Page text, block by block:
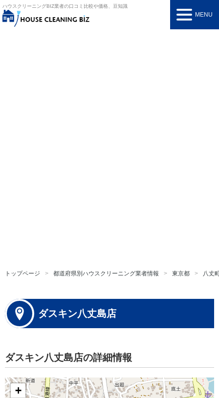
ハウスクリーニングBIZ業者の口コミ比較や価格、豆知識
MENU
トップページ 都道府県別ハウスクリーニング業者情報 東京都 八丈
ダスキン八丈島店
ダスキン八丈島店の詳細情報
+